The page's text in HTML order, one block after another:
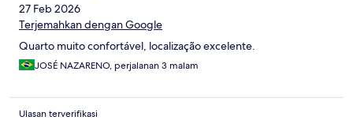
27 Feb 2026
Terjemahkan dengan Google
Quarto muito confortável, localização excelente.
JOSÉ NAZARENO, perjalanan 3 malam
Ulasan terverifikasi